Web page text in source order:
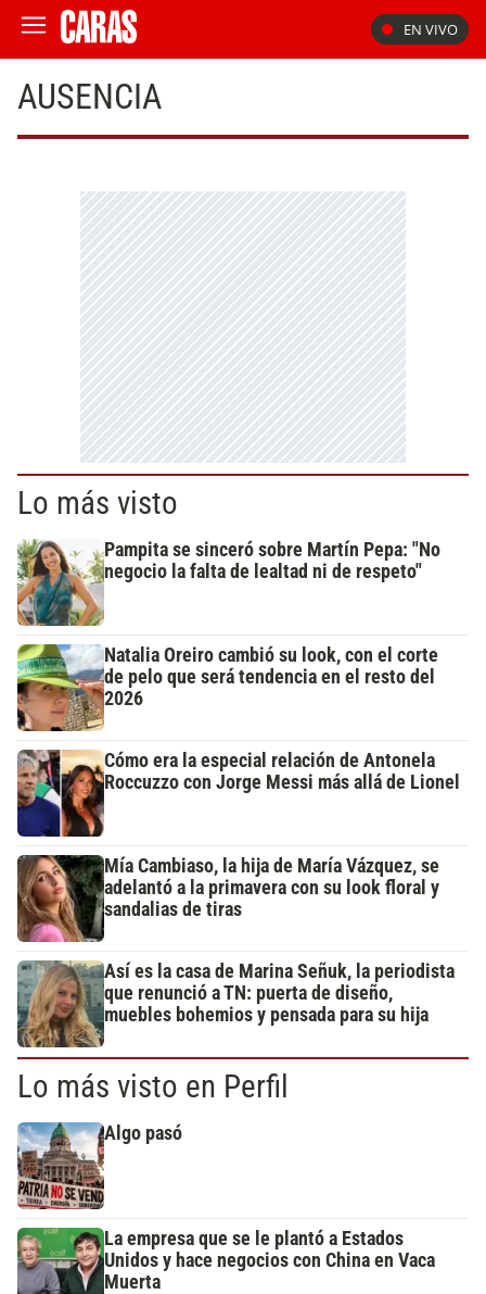
EN VIVO
AUSENCIA
Lo más visto
Pampita se sinceró sobre Martín Pepa: "No
negocio la falta de lealtad ni de respeto"
Natalia Oreiro cambió su look, con el corte
de pelo que será tendencia en el resto del
2026
Cómo era la especial relación de Antonela
Roccuzzo con Jorge Messi más allá de Lionel
Mía Cambiaso, la hija de María Vázquez, se
adelantó a la primavera con su look floral y
sandalias de tiras
Así es la casa de Marina Señuk, la periodista
que renunció a TN: puerta de diseño,
muebles bohemios y pensada para su hija
Lo más visto en Perfil
Algo pasó
La empresa que se le plantó a Estados
Unidos y hace negocios con China en Vaca
Muerta